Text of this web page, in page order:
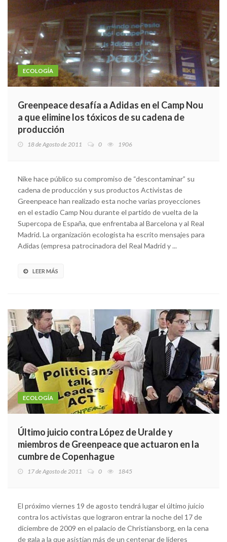
ECOLOGÍA
Greenpeace desafía a Adidas en el Camp Nou
a que elimine los tóxicos de su cadena de
producción
18 de Agosto de 2011 0 1906
Nike hace público su compromiso de “descontaminar” su
cadena de producción y sus productos Activistas de
Greenpeace han realizado esta noche varias proyecciones
en el estadio Camp Nou durante el partido de vuelta de la
Supercopa de España, que enfrentaba al Barcelona y al Real
Madrid. La organización ecologista ha escrito mensajes para
Adidas (empresa patrocinadora del Real Madrid y ...
LEER MÁS
ECOLOGÍA
Último juicio contra López de Uralde y
miembros de Greenpeace que actuaron en la
cumbre de Copenhague
17 de Agosto de 2011 0 1845
El próximo viernes 19 de agosto tendrá lugar el último juicio
contra los activistas que lograron entrar la noche del 17 de
diciembre de 2009 en el palacio de Christiansborg, en la cena
de gala a la que asistían más de un centenar de líderes